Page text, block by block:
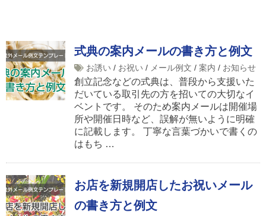
式典の案内メールの書き方と例文
お誘い / お祝い / メール例文 / 案内 / お知らせ
創立記念などの式典は、普段から支援いた
だいている取引先の方を招いての大切なイ
ベントです。 そのため案内メールは開催場
所や開催日時など、誤解が無いように明確
に記載します。 丁寧な言葉づかいで書くの
はもち …
お店を新規開店したお祝いメール
の書き方と例文